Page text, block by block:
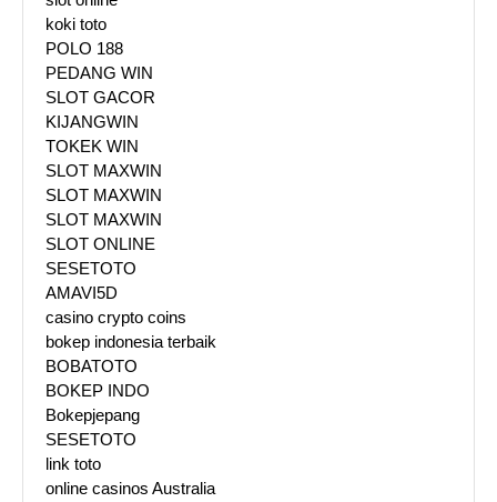
koki toto
POLO 188
PEDANG WIN
SLOT GACOR
KIJANGWIN
TOKEK WIN
SLOT MAXWIN
SLOT MAXWIN
SLOT MAXWIN
SLOT ONLINE
SESETOTO
AMAVI5D
casino crypto coins
bokep indonesia terbaik
BOBATOTO
BOKEP INDO
Bokepjepang
SESETOTO
link toto
online casinos Australia